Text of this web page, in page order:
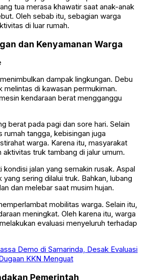
tua merasa khawatir saat anak-anak
Oleh sebab itu, sebagian warga
di luar rumah.
dan Kenyamanan Warga
dampak lingkungan. Debu
melintas di kawasan permukiman.
kendaraan berat mengganggu
berat pada pagi dan sore hari. Selain
rumah tangga, kebisingan juga
warga. Karena itu, masyarakat
truk tambang di jalur umum.
kondisi jalan yang semakin rusak. Aspal
sering dilalui truk. Bahkan, lubang
dan melebar saat musim hujan.
mobilitas warga. Selain itu,
meningkat. Oleh karena itu, warga
evaluasi menyeluruh terhadap
Demo di Samarinda, Desak Evaluasi
KKN Menguat
Pemerintah